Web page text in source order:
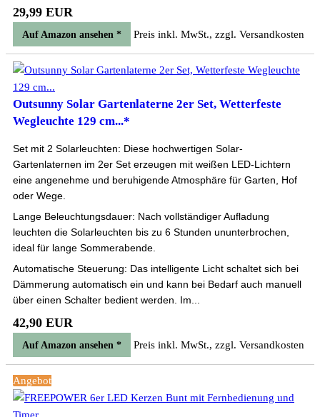
29,99 EUR
Auf Amazon ansehen * Preis inkl. MwSt., zzgl. Versandkosten
Outsunny Solar Gartenlaterne 2er Set, Wetterfeste
Wegleuchte 129 cm...*
Set mit 2 Solarleuchten: Diese hochwertigen Solar-
Gartenlaternen im 2er Set erzeugen mit weißen LED-Lichtern
eine angenehme und beruhigende Atmosphäre für Garten, Hof
oder Wege.
Lange Beleuchtungsdauer: Nach vollständiger Aufladung
leuchten die Solarleuchten bis zu 6 Stunden ununterbrochen,
ideal für lange Sommerabende.
Automatische Steuerung: Das intelligente Licht schaltet sich bei
Dämmerung automatisch ein und kann bei Bedarf auch manuell
über einen Schalter bedient werden. Im...
42,90 EUR
Auf Amazon ansehen * Preis inkl. MwSt., zzgl. Versandkosten
Angebot